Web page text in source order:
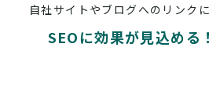
自社サイトやブログへのリンク
SEOに効果が見込める！